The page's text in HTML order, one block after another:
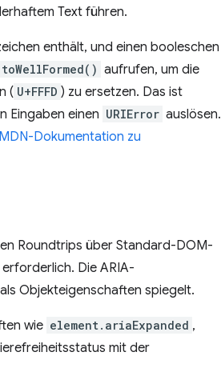
Text führen.
enthält, und einen booleschen
toWellFormed() aufrufen, um die
( U+FFFD ) zu ersetzen. Das ist
Eingaben einen URIError auslösen.
MDN-Dokumentation zu
Roundtrips über Standard-DOM-
erforderlich. Die ARIA-
Objekteigenschaften spiegelt.
wie element.ariaExpanded ,
mit der